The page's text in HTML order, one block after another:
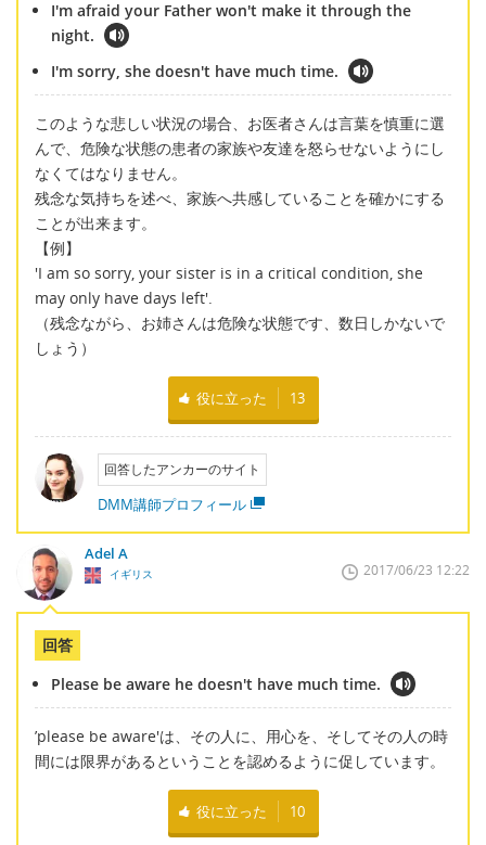
I'm afraid your Father won't make it through the
night.
I'm sorry, she doesn't have much time.
このような悲しい状況の場合、お医者さんは言葉を慎重に選
んで、危険な状態の患者の家族や友達を怒らせないようにし
なくてはなりません。
残念な気持ちを述べ、家族へ共感していることを確かにする
ことが出来ます。
【例】
'I am so sorry, your sister is in a critical condition, she
may only have days left'.
（残念ながら、お姉さんは危険な状態です、数日しかないで
しょう）
役に立った 13
回答したアンカーのサイト
DMM講師プロフィール
Adel A
イギリス 2017/06/23 12:22
回答
Please be aware he doesn't have much time.
’please be aware'は、その人に、用心を、そしてその人の時
間には限界があるということを認めるように促しています。
役に立った 10